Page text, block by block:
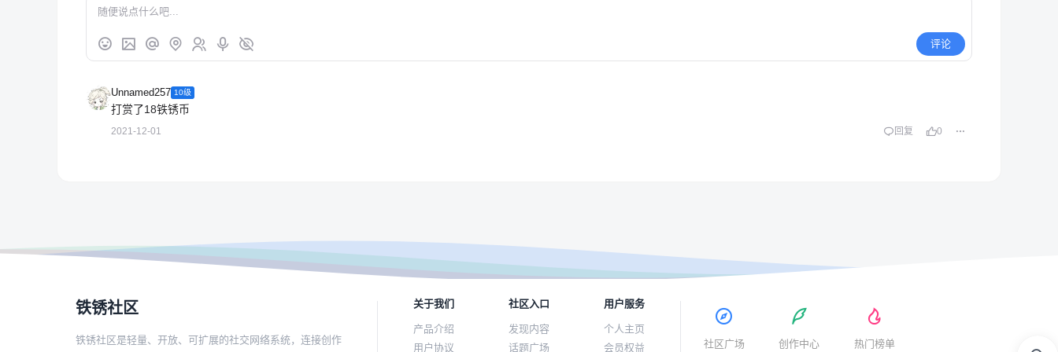
评论
Unnamed257 10级
打赏了18铁锈币
2021-12-01 回复 0
铁锈社区
铁锈社区是轻量、开放、可扩展的社交网络系统，连接创作
关于我们
产品介绍
用户协议
社区入口
发现内容
话题广场
用户服务
个人主页
会员权益
社区广场 创作中心 热门榜单